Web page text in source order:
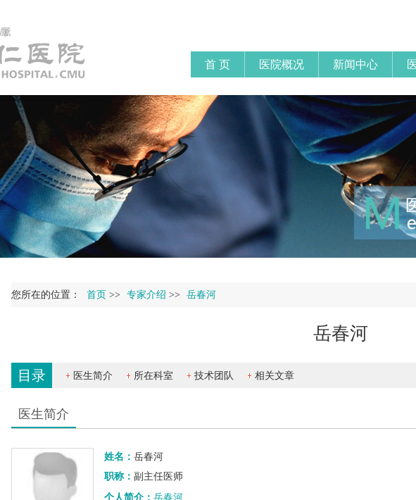
首 页 医院概况 新闻中心
您所在的位置： 首页 >> 专家介绍 >> 岳春河
岳春河
目录 医生简介 所在科室 技术团队 相关文章
医生简介
姓名： 岳春河
职称： 副主任医师
个人简介： 岳春河